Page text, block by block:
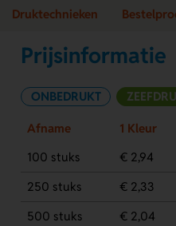
Druktechnieken
Prijsinformatie
ONBEDRUKT
Afname 1 Kleur
100 stuks
€ 2,94
250 stuks
€ 2,33
500 stuks
€ 2,04